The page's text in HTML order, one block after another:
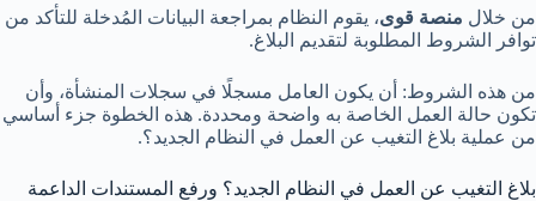
من خلال منصة قوى، يقوم النظام بمراجعة البيانات المُدخلة للتأكد من
توافر الشروط المطلوبة لتقديم البلاغ.
من هذه الشروط: أن يكون العامل مسجلًا في سجلات المنشأة، وأن
تكون حالة العمل الخاصة به واضحة ومحددة. هذه الخطوة جزء أساسي
من عملية بلاغ التغيب عن العمل في النظام الجديد؟.
بلاغ التغيب عن العمل في النظام الجديد؟ ورفع المستندات الداعمة